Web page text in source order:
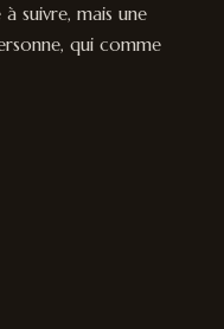
suivre, mais une
qui comme